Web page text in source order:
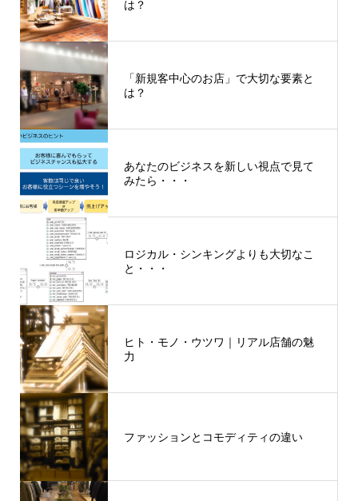
は？
「新規客中心のお店」で大切な要素と
は？
あなたのビジネスを新しい視点で見て
みたら・・・
ロジカル・シンキングよりも大切なこ
と・・・
ヒト・モノ・ウツワ｜リアル店舗の魅
力
ファッションとコモディティの違い